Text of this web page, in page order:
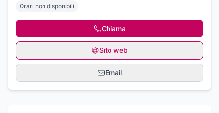
Orari non disponibili
Chiama
Sito web
Email